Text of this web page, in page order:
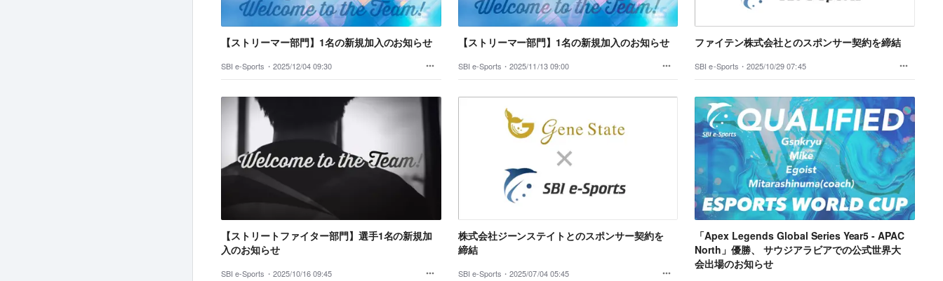
【ストリーマー部門】1名の新規加入のお知らせ
SBI e-Sports・ 2025/12/04 09:30
【ストリーマー部門】1名の新規加入のお知らせ
SBI e-Sports・2025/11/13 09:00
ファイテン株式会社とのスポンサー契約を締結
SBI e-Sports・ 2025/10/29 07:45
【ストリートファイター部門】選手1名の新規加
入のお知らせ
SBI e-Sports・ 2025/10/16 09:45
株式会社ジーンステイトとのスポンサー契約を
締結
SBI e-Sports・2025/07/04 05:45
「Apex Legends Global Series Year5 - APAC
North」優勝、 サウジアラビアでの公式世界大
会出場のお知らせ